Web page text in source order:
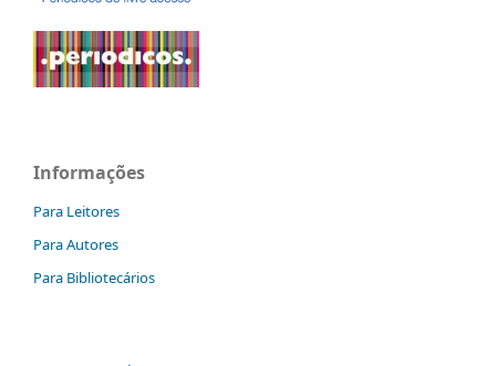
Informações
Para Leitores
Para Autores
Para Bibliotecários